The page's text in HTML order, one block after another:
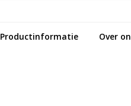
Productinformatie Over